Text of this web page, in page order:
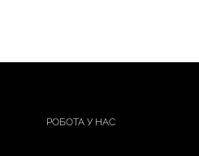
РОБОТА У НАС